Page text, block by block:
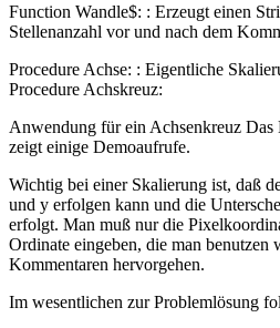
Function Wandle$: : Erzeugt einen
Stellenanzahl vor und nach dem
Procedure Achse: : Eigentliche
Procedure Achskreuz:
Anwendung für ein Achsenkreuz
zeigt einige Demoaufrufe.
Wichtig bei einer Skalierung ist, daß
und y erfolgen kann und die
erfolgt. Man muß nur die
Ordinate eingeben, die man benutzen
Kommentaren hervorgehen.
Im wesentlichen zur Problemlösung